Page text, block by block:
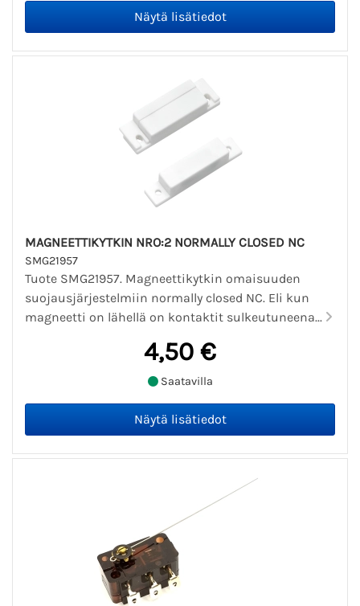
MAGNEETTIKYTKIN NRO:2 NORMALLY CLOSED NC
SMG21957
Tuote SMG21957. Magneettikytkin omaisuuden
suojausjärjestelmiin normally closed NC. Eli kun
magneetti on lähellä on kontaktit sulkeutuneena...
4,50 €
Saatavilla